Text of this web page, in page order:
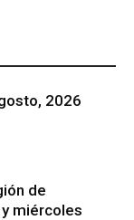
2026
de
miércoles